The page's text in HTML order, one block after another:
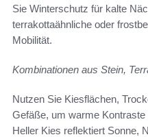
Sie Winterschutz für kalte
terrakottaähnliche oder
Mobilität.
Kombinationen aus Stein,
Nutzen Sie Kiesflächen,
Gefäße, um warme
Heller Kies reflektiert Sonne,